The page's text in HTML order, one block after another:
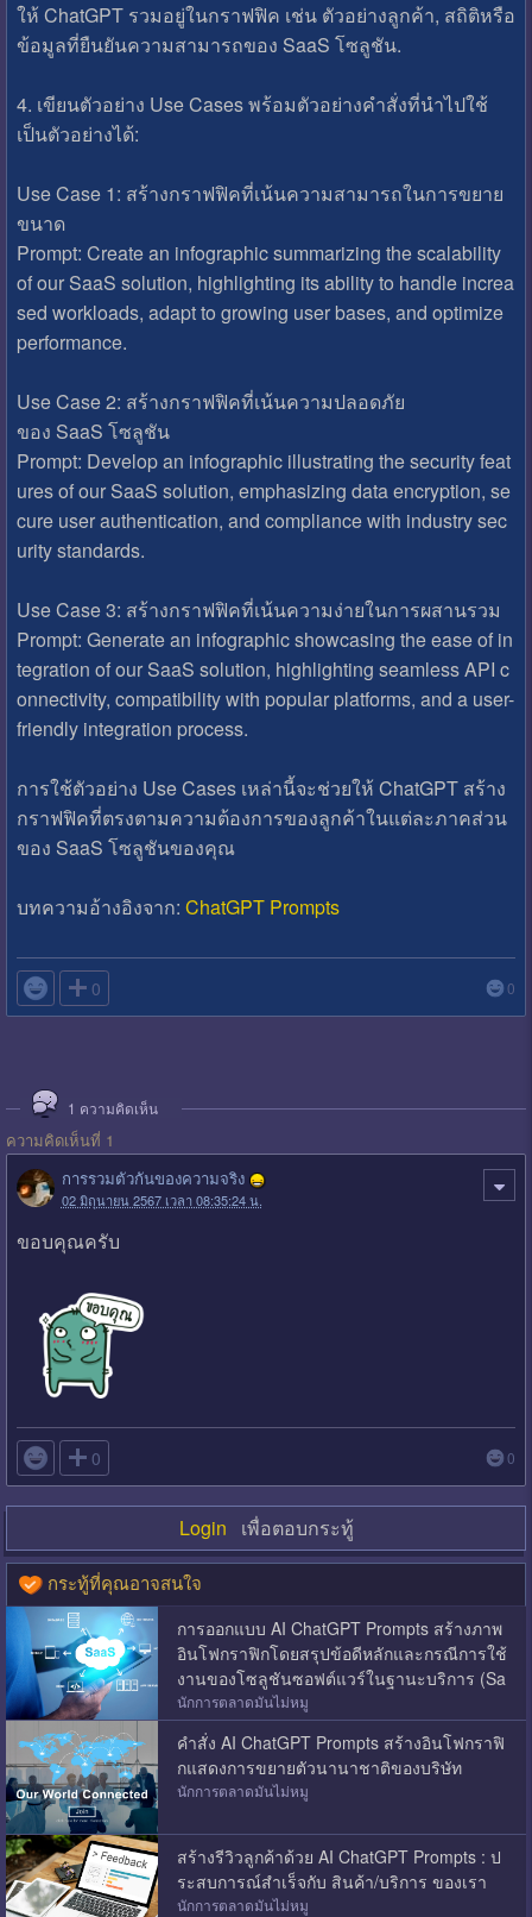
ให้ ChatGPT รวมอยู่ในกราฟฟิค เช่น ตัวอย่างลูกค้า, สถิติหรือ
ข้อมูลที่ยืนยันความสามารถของ SaaS โซลูชัน.
4. เขียนตัวอย่าง Use Cases พร้อมตัวอย่างคำสั่งที่นำไปใช้
เป็นตัวอย่างได้:
Use Case 1: สร้างกราฟฟิคที่เน้นความสามารถในการขยาย
ขนาด
Prompt: Create an infographic summarizing the scalability
of our SaaS solution, highlighting its ability to handle increa
sed workloads, adapt to growing user bases, and optimize
performance.
Use Case 2: สร้างกราฟฟิคที่เน้นความปลอดภัย
ของ SaaS โซลูชัน
Prompt: Develop an infographic illustrating the security feat
ures of our SaaS solution, emphasizing data encryption, se
cure user authentication, and compliance with industry sec
urity standards.
Use Case 3: สร้างกราฟฟิคที่เน้นความง่ายในการผสานรวม
Prompt: Generate an infographic showcasing the ease of in
tegration of our SaaS solution, highlighting seamless API c
onnectivity, compatibility with popular platforms, and a user-
friendly integration process.
การใช้ตัวอย่าง Use Cases เหล่านี้จะช่วยให้ ChatGPT สร้าง
กราฟฟิคที่ตรงตามความต้องการของลูกค้าในแต่ละภาคส่วน
ของ SaaS โซลูชันของคุณ
บทความอ้างอิงจาก: ChatGPT Prompts
 0 0
1 ความคิดเห็น
ความคิดเห็นที่ 1
การรวมตัวกันของความจริง
02 มิถุนายน 2567 เวลา 08:35:24 น.
ขอบคุณครับ
 0 0
Login เพื่อตอบกระทู้
กระทู้ที่คุณอาจสนใจ
การออกแบบ AI ChatGPT Prompts สร้างภาพ
อินโฟกราฟิกโดยสรุปข้อดีหลักและกรณีการใช้
งานของโซลูชันซอฟต์แวร์ในฐานะบริการ (Sa
aS)
นักการตลาดมันไม่หมู
คำสั่ง AI ChatGPT Prompts สร้างอินโฟกราฟิ
กแสดงการขยายตัวนานาชาติของบริษัท
นักการตลาดมันไม่หมู
สร้างรีวิวลูกค้าด้วย AI ChatGPT Prompts : ป
ระสบการณ์สำเร็จกับ สินค้า/บริการ ของเรา
นักการตลาดมันไม่หมู